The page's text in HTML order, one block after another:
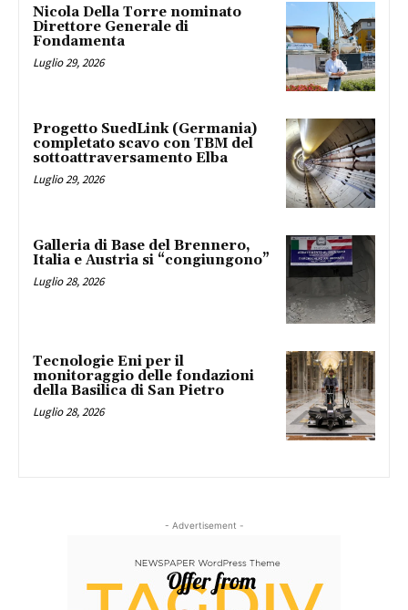
Nicola Della Torre nominato
Direttore Generale di
Fondamenta
Luglio 29, 2026
Progetto SuedLink (Germania)
completato scavo con TBM del
sottoattraversamento Elba
Luglio 29, 2026
Galleria di Base del Brennero,
Italia e Austria si “congiungono”
Luglio 28, 2026
Tecnologie Eni per il
monitoraggio delle fondazioni
della Basilica di San Pietro
Luglio 28, 2026
- Advertisement -